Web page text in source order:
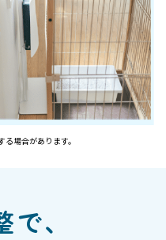
場合があります。
、